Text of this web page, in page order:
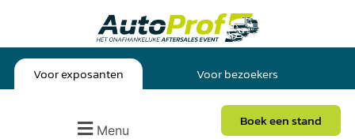
Voor exposanten Voor bezoekers
Menu
Boek een stand